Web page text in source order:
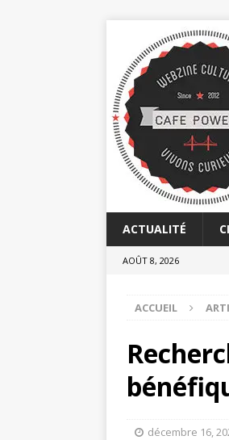
ACTUALITÉ
AOÛT 8, 2026
ACCUEIL
décembre 16,